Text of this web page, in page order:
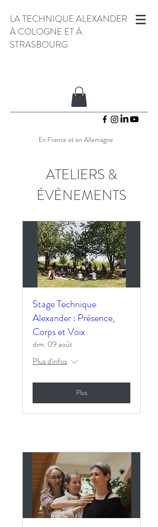
LA TECHNIQUE ALEXANDER
À COLOGNE ET À
STRASBOURG
En France et en Allemagne
ATELIERS &
ÉVÉNEMENTS
Stage Technique
Alexander : Présence,
Corps et Voix
dim. 09 août
Plus d'infos
Plus